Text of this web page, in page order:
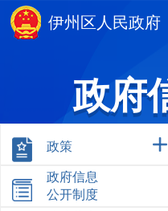
伊州区人民政府
政府
政策
政府信息
公开制度